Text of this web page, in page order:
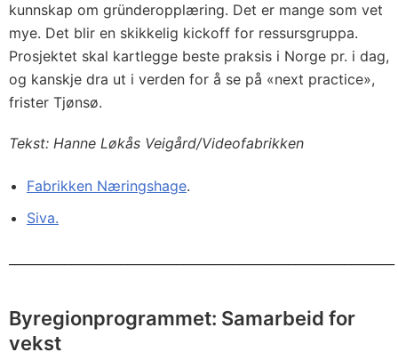
kunnskap om gründeropplæring. Det er mange som vet
mye. Det blir en skikkelig kickoff for ressursgruppa.
Prosjektet skal kartlegge beste praksis i Norge pr. i dag,
og kanskje dra ut i verden for å se på «next practice»,
frister Tjønsø.
Tekst: Hanne Løkås Veigård/Videofabrikken
Fabrikken Næringshage.
Siva.
Byregionprogrammet: Samarbeid for
vekst